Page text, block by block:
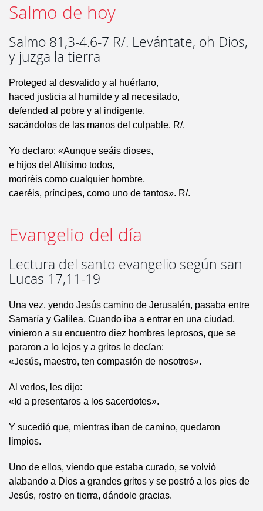
Salmo de hoy
Salmo 81,3-4.6-7 R/. Levántate, oh Dios,
y juzga la tierra
Proteged al desvalido y al huérfano,
haced justicia al humilde y al necesitado,
defended al pobre y al indigente,
sacándolos de las manos del culpable. R/.
Yo declaro: «Aunque seáis dioses,
e hijos del Altísimo todos,
moriréis como cualquier hombre,
caeréis, príncipes, como uno de tantos». R/.
Evangelio del día
Lectura del santo evangelio según san
Lucas 17,11-19
Una vez, yendo Jesús camino de Jerusalén, pasaba entre
Samaría y Galilea. Cuando iba a entrar en una ciudad,
vinieron a su encuentro diez hombres leprosos, que se
pararon a lo lejos y a gritos le decían:
«Jesús, maestro, ten compasión de nosotros».
Al verlos, les dijo:
«Id a presentaros a los sacerdotes».
Y sucedió que, mientras iban de camino, quedaron
limpios.
Uno de ellos, viendo que estaba curado, se volvió
alabando a Dios a grandes gritos y se postró a los pies de
Jesús, rostro en tierra, dándole gracias.